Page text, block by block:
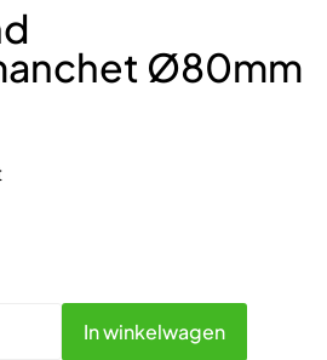
Ø80mm
In winkelwagen